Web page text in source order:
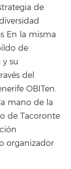
de
En la misma
de
y su
del
OBITen.
mano de la
de Tacoronte
organizador